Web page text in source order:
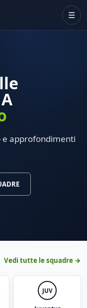
☰
approfondimenti
Vedi tutte le squadre →
JUV